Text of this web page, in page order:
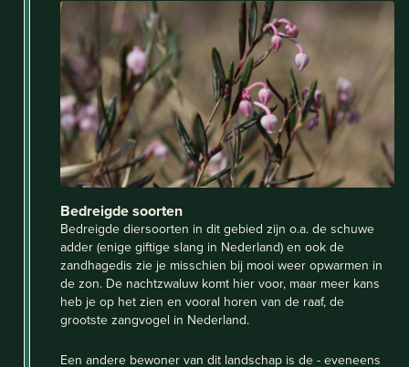
Bedreigde soorten
Bedreigde diersoorten in dit gebied zijn o.a. de schuwe
adder (enige giftige slang in Nederland) en ook de
zandhagedis zie je misschien bij mooi weer opwarmen in
de zon. De nachtzwaluw komt hier voor, maar meer kans
heb je op het zien en vooral horen van de raaf, de
grootste zangvogel in Nederland.
Een andere bewoner van dit landschap is de - eveneens